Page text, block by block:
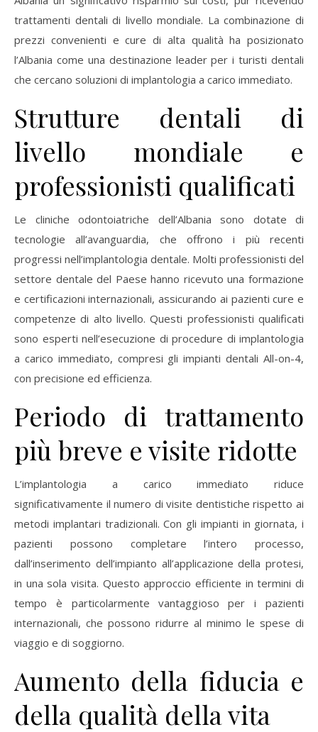
trattamenti dentali di livello mondiale. La combinazione di
prezzi convenienti e cure di alta qualità ha posizionato
l’Albania come una destinazione leader per i turisti dentali
che cercano soluzioni di implantologia a carico immediato.
Strutture dentali di
livello mondiale e
professionisti qualificati
Le cliniche odontoiatriche dell’Albania sono dotate di
tecnologie all’avanguardia, che offrono i più recenti
progressi nell’implantologia dentale. Molti professionisti del
settore dentale del Paese hanno ricevuto una formazione
e certificazioni internazionali, assicurando ai pazienti cure e
competenze di alto livello. Questi professionisti qualificati
sono esperti nell’esecuzione di procedure di implantologia
a carico immediato, compresi gli impianti dentali All-on-4,
con precisione ed efficienza.
Periodo di trattamento
più breve e visite ridotte
L’implantologia a carico immediato riduce
significativamente il numero di visite dentistiche rispetto ai
metodi implantari tradizionali. Con gli impianti in giornata, i
pazienti possono completare l’intero processo,
dall’inserimento dell’impianto all’applicazione della protesi,
in una sola visita. Questo approccio efficiente in termini di
tempo è particolarmente vantaggioso per i pazienti
internazionali, che possono ridurre al minimo le spese di
viaggio e di soggiorno.
Aumento della fiducia e
della qualità della vita